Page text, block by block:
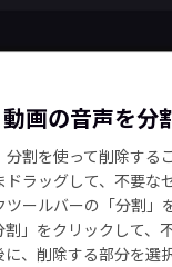
画の音声を分
割を使って削除する
ラッグして、不要な
ールバーの「分割」
」をクリックして、
、削除する部分を選